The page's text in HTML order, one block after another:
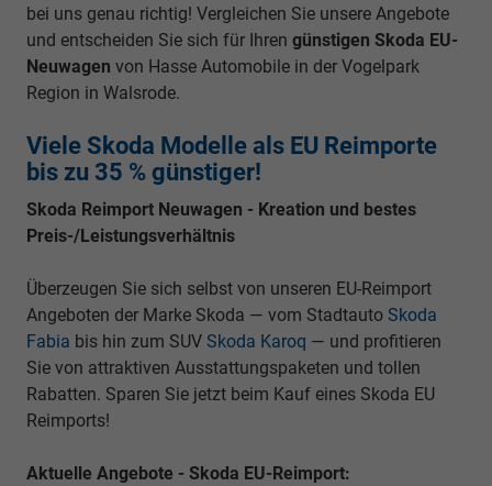
bei uns genau richtig! Vergleichen Sie unsere Angebote
und entscheiden Sie sich für Ihren günstigen Skoda EU-
Neuwagen von Hasse Automobile in der Vogelpark
Region in Walsrode.
Viele Skoda Modelle als EU Reimporte
bis zu 35 % günstiger!
Skoda Reimport Neuwagen - Kreation und bestes
Preis-/Leistungsverhältnis
Überzeugen Sie sich selbst von unseren EU-Reimport
Angeboten der Marke Skoda — vom Stadtauto Skoda
Fabia bis hin zum SUV Skoda Karoq — und profitieren
Sie von attraktiven Ausstattungspaketen und tollen
Rabatten. Sparen Sie jetzt beim Kauf eines Skoda EU
Reimports!
Aktuelle Angebote - Skoda EU-Reimport: